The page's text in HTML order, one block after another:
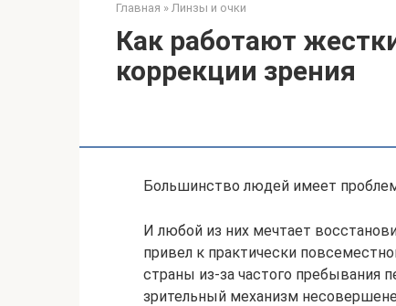
Главная » Линзы и очки
Как работают
коррекции зрения
Большинство людей имеет
И любой из них мечтает
привел к практически
страны из-за частого пребывания
зрительный механизм